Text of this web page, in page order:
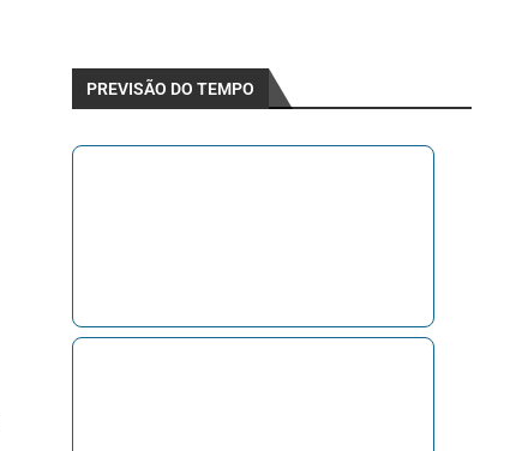
PREVISÃO DO TEMPO